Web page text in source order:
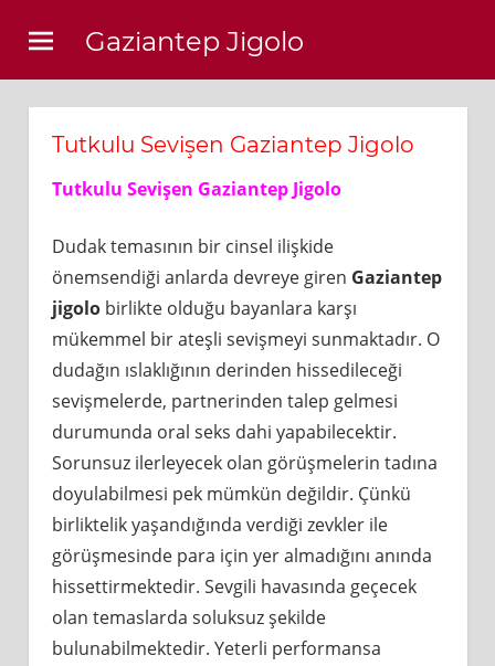
content
Gaziantep Jigolo
Tutkulu Sevişen Gaziantep Jigolo
Tutkulu Sevişen Gaziantep Jigolo
Dudak temasının bir cinsel ilişkide
önemsendiği anlarda devreye giren Gaziantep
jigolo birlikte olduğu bayanlara karşı
mükemmel bir ateşli sevişmeyi sunmaktadır. O
dudağın ıslaklığının derinden hissedileceği
sevişmelerde, partnerinden talep gelmesi
durumunda oral seks dahi yapabilecektir.
Sorunsuz ilerleyecek olan görüşmelerin tadına
doyulabilmesi pek mümkün değildir. Çünkü
birliktelik yaşandığında verdiği zevkler ile
görüşmesinde para için yer almadığını anında
hissettirmektedir. Sevgili havasında geçecek
olan temaslarda soluksuz şekilde
bulunabilmektedir. Yeterli performansa